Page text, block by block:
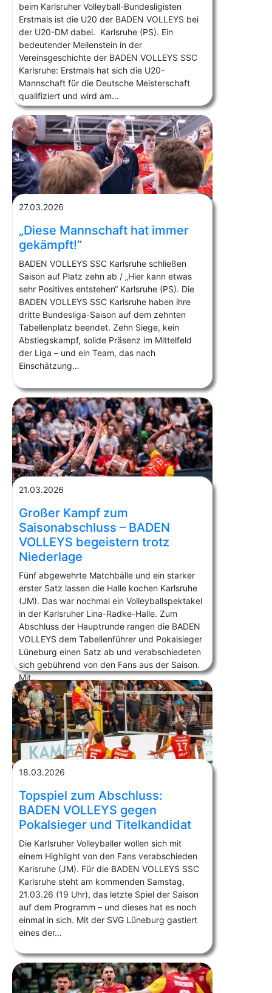
beim Karlsruher Volleyball-Bundesligisten
Erstmals ist die U20 der BADEN VOLLEYS bei
der U20-DM dabei. Karlsruhe (PS). Ein
bedeutender Meilenstein in der
Vereinsgeschichte der BADEN VOLLEYS SSC
Karlsruhe: Erstmals hat sich die U20-
Mannschaft für die Deutsche Meisterschaft
qualifiziert und wird am…
27.03.2026
„Diese Mannschaft hat immer
gekämpft!“
BADEN VOLLEYS SSC Karlsruhe schließen
Saison auf Platz zehn ab / „Hier kann etwas
sehr Positives entstehen“ Karlsruhe (PS). Die
BADEN VOLLEYS SSC Karlsruhe haben ihre
dritte Bundesliga-Saison auf dem zehnten
Tabellenplatz beendet. Zehn Siege, kein
Abstiegskampf, solide Präsenz im Mittelfeld
der Liga – und ein Team, das nach
Einschätzung…
21.03.2026
Großer Kampf zum
Saisonabschluss – BADEN
VOLLEYS begeistern trotz
Niederlage
Fünf abgewehrte Matchbälle und ein starker
erster Satz lassen die Halle kochen Karlsruhe
(JM). Das war nochmal ein Volleyballspektakel
in der Karlsruher Lina-Radke-Halle. Zum
Abschluss der Hauptrunde rangen die BADEN
VOLLEYS dem Tabellenführer und Pokalsieger
Lüneburg einen Satz ab und verabschiedeten
sich gebührend von den Fans aus der Saison.
Mit…
18.03.2026
Topspiel zum Abschluss:
BADEN VOLLEYS gegen
Pokalsieger und Titelkandidat
Die Karlsruher Volleyballer wollen sich mit
einem Highlight von den Fans verabschieden
Karlsruhe (JM). Für die BADEN VOLLEYS SSC
Karlsruhe steht am kommenden Samstag,
21.03.26 (19 Uhr), das letzte Spiel der Saison
auf dem Programm – und dieses hat es noch
einmal in sich. Mit der SVG Lüneburg gastiert
eines der…